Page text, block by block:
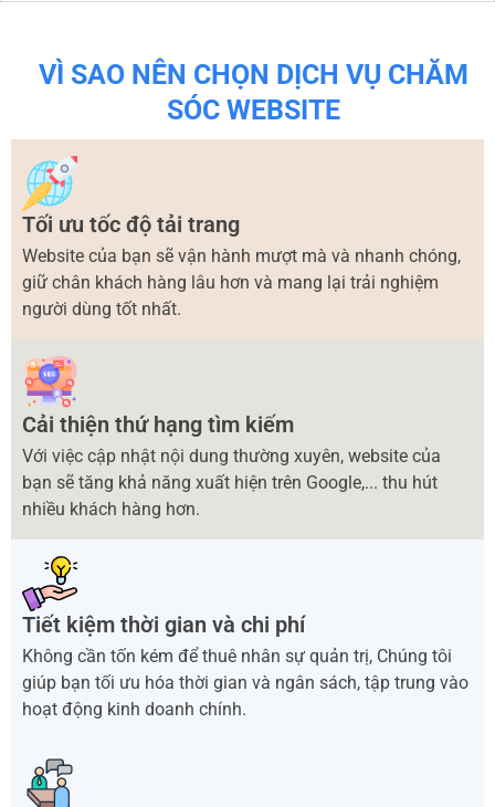
VÌ SAO NÊN CHỌN DỊCH VỤ CHĂM
SÓC WEBSITE
Tối ưu tốc độ tải trang
Website của bạn sẽ vận hành mượt mà và nhanh chóng,
giữ chân khách hàng lâu hơn và mang lại trải nghiệm
người dùng tốt nhất.
Cải thiện thứ hạng tìm kiếm
Với việc cập nhật nội dung thường xuyên, website của
bạn sẽ tăng khả năng xuất hiện trên Google,... thu hút
nhiều khách hàng hơn.
Tiết kiệm thời gian và chi phí
Không cần tốn kém để thuê nhân sự quản trị, Chúng tôi
giúp bạn tối ưu hóa thời gian và ngân sách, tập trung vào
hoạt động kinh doanh chính.